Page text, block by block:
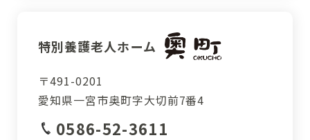
特別養護老人ホーム
〒491-0201
愛知県一宮市奥町字大切前7番4
0586-52-3611